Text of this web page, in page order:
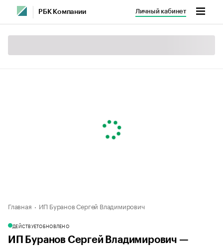
РБК Компании Личный кабинет
Главная ИП Буранов Сергей Владимирович
ДЕЙСТВУЕТОБНОВЛЕНО
ИП Буранов Сергей Владимирович —